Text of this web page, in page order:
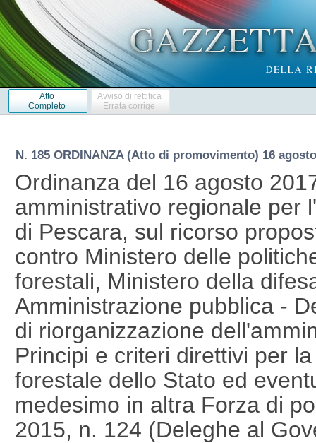
Atto
Completo
Avviso di rettifica
Errata corrige
N. 185 ORDINANZA (Atto di promovimento) 16
Ordinanza del 16 agosto
amministrativo regionale per
di Pescara, sul ricorso
contro Ministero delle
forestali, Ministero della
Amministrazione pubblica -
di riorganizzazione
Principi e criteri direttivi per
forestale dello Stato ed
medesimo in altra Forza di
2015, n. 124 (Deleghe al